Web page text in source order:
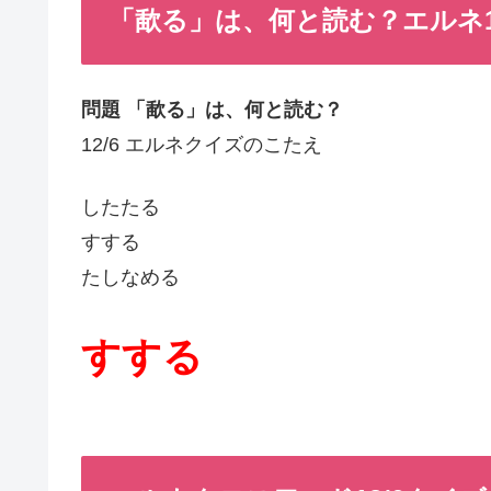
「歃る」は、何と読む？エル
問題 「歃る」は、何と読む？
12/6 エルネクイズのこたえ
したたる
すする
たしなめる
すする